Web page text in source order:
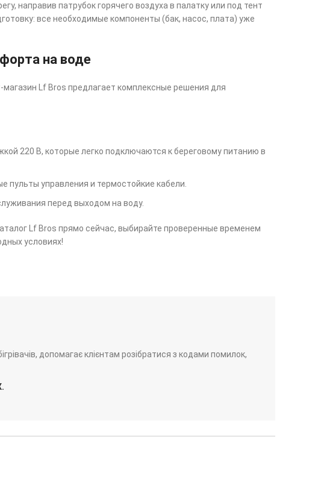
направив патрубок горячего воздуха в палатку или под тент
все необходимые компоненты (бак, насос, плата) уже
на воде
Lf Bros предлагает комплексные решения для
220 В, которые легко подключаются к береговому питанию в
управления и термостойкие кабели.
перед выходом на воду.
Lf Bros прямо сейчас, выбирайте проверенные временем
условиях!
допомагає клієнтам розібратися з кодами помилок,